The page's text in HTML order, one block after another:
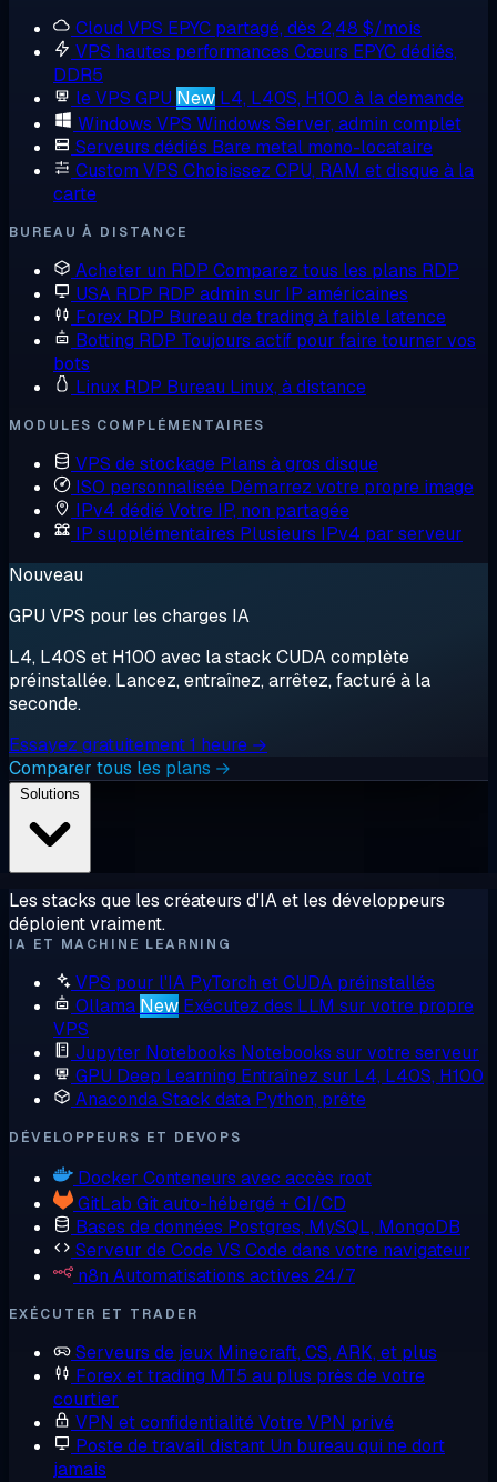
Cloud VPS EPYC partagé, dès 2,48 $/mois
VPS hautes performances Cœurs EPYC dédiés,
DDR5
le VPS GPU New L4, L40S, H100 à la demande
Windows VPS Windows Server, admin complet
Serveurs dédiés Bare metal mono-locataire
Custom VPS Choisissez CPU, RAM et disque à la
carte
BUREAU À DISTANCE
Acheter un RDP Comparez tous les plans RDP
USA RDP RDP admin sur IP américaines
Forex RDP Bureau de trading à faible latence
Botting RDP Toujours actif pour faire tourner vos
bots
Linux RDP Bureau Linux, à distance
MODULES COMPLÉMENTAIRES
VPS de stockage Plans à gros disque
ISO personnalisée Démarrez votre propre image
IPv4 dédiéVotre IP, non partagée
IP supplémentaires Plusieurs IPv4 par serveur
Nouveau
GPU VPS pour les charges IA
L4, L40S et H100 avec la stack CUDA complète
préinstallée. Lancez, entraînez, arrêtez, facturé à la
seconde.
Essayez gratuitement 1 heure →
Comparer tous les plans →
Les stacks que les créateurs d'IA et les développeurs
déploient vraiment.
IA ET MACHINE LEARNING
VPS pour l'IA PyTorch et CUDA préinstallés
Ollama New Exécutez des LLM sur votre propre
VPS
Jupyter Notebooks Notebooks sur votre serveur
GPU Deep Learning Entraînez sur L4, L40S, H100
AnacondaStack data Python, prête
DÉVELOPPEURS ET DEVOPS
Docker Conteneurs avec accès root
GitLab Git auto-hébergé + CI/CD
Bases de données Postgres, MySQL, MongoDB
Serveur de CodeVS Code dans votre navigateur
n8n Automatisations actives 24/7
EXÉCUTER ET TRADER
Serveurs de jeux Minecraft, CS, ARK, et plus
Forex et trading MT5 au plus près de votre
courtier
VPN et confidentialitéVotre VPN privé
Poste de travail distant Un bureau qui ne dort
jamais